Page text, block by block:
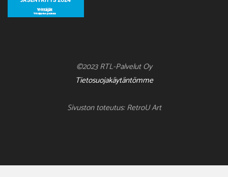
©2023 RTL-Palvelut Oy
Tietosuojakäytäntömme
Sivuston toteutus: RetroU Art